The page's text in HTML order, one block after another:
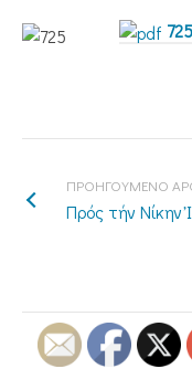
ΠΡΟΗΓΟΥΜΕΝΟ
Πρός τήν Νίκην